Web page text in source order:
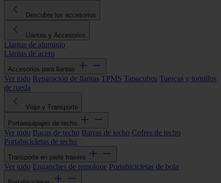
Descubre los accesorios
Llantas y Accesorios
Llantas de aluminio
Llantas de acero
Accesorios para llantas
Ver todo Reparación de llantas TPMS Tapacubos Tuercas y tornillos
de rueda
Viaje y Transporte
Portaequipajes de techo
Ver todo Bacas de techo Barras de techo Cofres de techo
Portabicicletas de techo
Transporte en parte trasera
Ver todo Enganches de remolque Portabicicletas de bola